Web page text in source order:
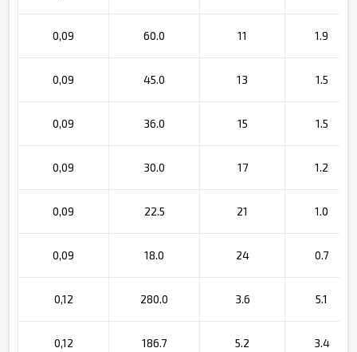
0,09 60.0 11 1.9
0,09 45.0 13 1.5
0,09 36.0 15 1.5
0,09 30.0 17 1.2
0,09 22.5 21 1.0
0,09 18.0 24 0.7
0,12 280.0 3.6 5.1
0,12 186.7 5.2 3.4